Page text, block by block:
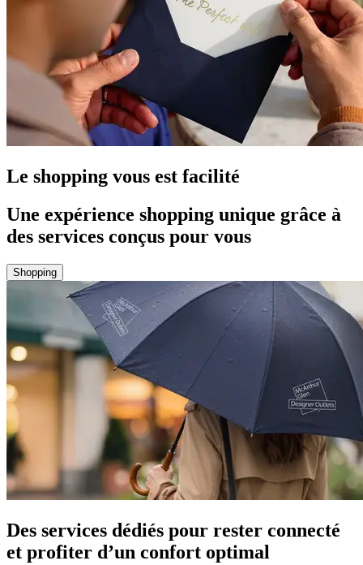
Le shopping vous est facilité
Une expérience shopping unique grâce à
des services conçus pour vous
Shopping
Des services dédiés pour rester connecté
et profiter d’un confort optimal